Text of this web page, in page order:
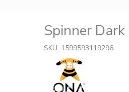
Spinner
SKU: 1599593119296